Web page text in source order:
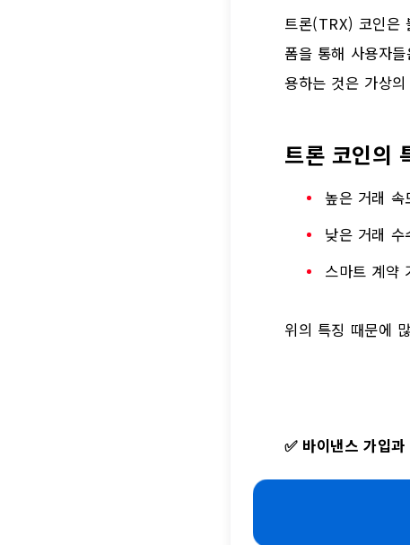
트론(TRX) 코인은
폼을 통해 사용자
용하는 것은 가상
트론 코인의
높은 거래 속
낮은 거래 수
스마트 계약
위의 특징 때문에
✅ 바이낸스 가입